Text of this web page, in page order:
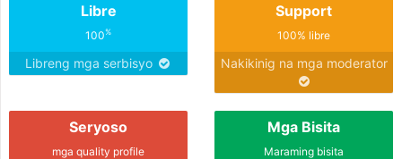
Libre
100%
Libreng mga serbisyo
Support
100% libre
Nakikinig na mga moderator
Seryoso
mga quality profile
Mga Bisita
Maraming bisita